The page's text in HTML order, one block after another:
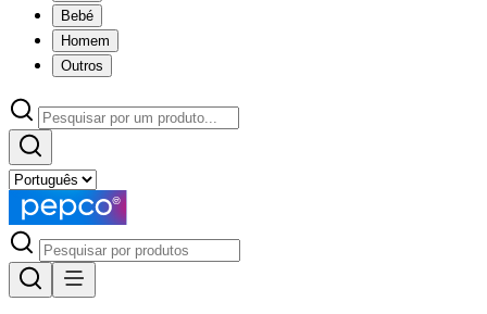
Bebé
Homem
Outros